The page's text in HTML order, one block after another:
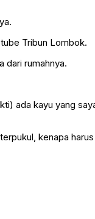
Tribun Lombok.
dari rumahnya.
ada kayu yang
kenapa